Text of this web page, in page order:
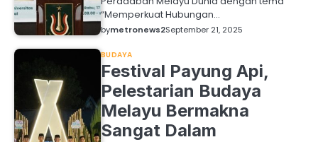
“Memperkuat Hubungan…
bymetronews2September 21, 2025
BUDAYA
Festival Payung Api,
Pelestarian Budaya
Melayu Bermakna
Sangat Dalam